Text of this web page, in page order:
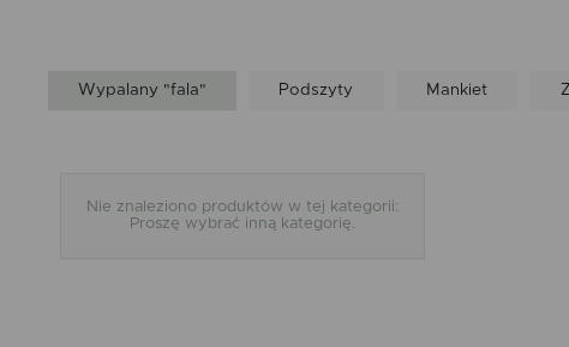
Wypalany "fala" Podszyty Mankiet
Nie znaleziono produktów w tej kategorii:
Proszę wybrać inną kategorię.